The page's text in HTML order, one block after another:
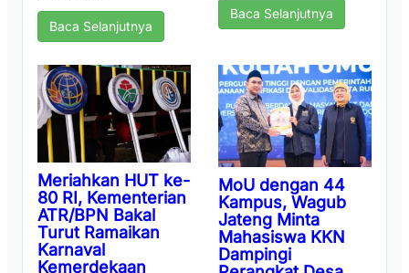
Baca Selanjutnya
Baca Selanjutnya
Meriahkan HUT ke-
80 RI, Kementerian
ATR/BPN Bakal
Turut Ramaikan
Karnaval
Kemerdekaan
MoU dengan 44
Kampus, Wagub
Jateng Minta
Mahasiswa KKN
Dampingi